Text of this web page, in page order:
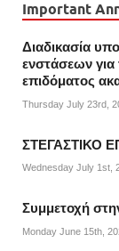
Important
Διαδικασία
ενστάσεων
επιδόματος
Thursday July 23rd,
ΣΤΕΓΑΣΤΙΚΟ
Wednesday July 1st,
Συμμετοχή
Monday June 15th,